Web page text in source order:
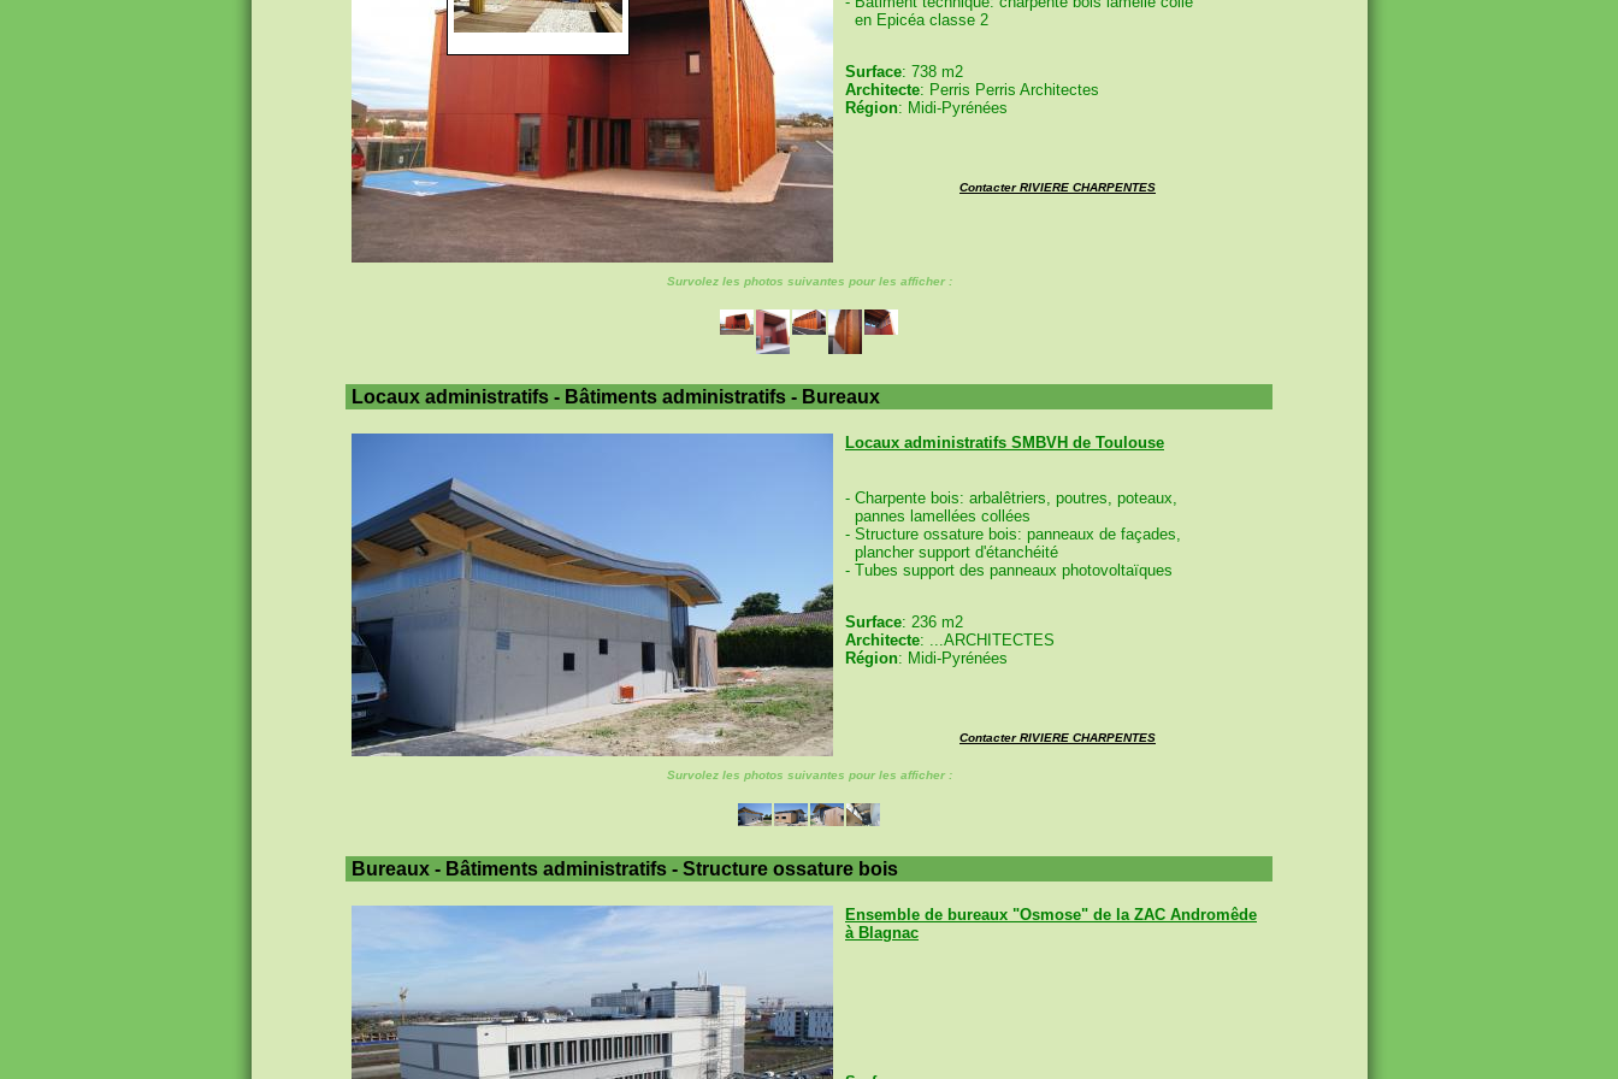
en Epicéa classe 2
Surface: 738 m2
Architecte: Perris Perris Architectes
Région: Midi-Pyrénées
Contacter RIVIERE CHARPENTES
Survolez les photos suivantes pour les afficher :
Locaux administratifs - Bâtiments administratifs - Bureaux
Locaux administratifs SMBVH de Toulouse
- Charpente bois: arbalêtriers, poutres, poteaux,
pannes lamellées collées
- Structure ossature bois: panneaux de façades,
plancher support d'étanchéité
- Tubes support des panneaux photovoltaïques
Surface: 236 m2
Architecte: ...ARCHITECTES
Région: Midi-Pyrénées
Contacter RIVIERE CHARPENTES
Survolez les photos suivantes pour les afficher :
Bureaux - Bâtiments administratifs - Structure ossature bois
Ensemble de bureaux "Osmose" de la ZAC Andromêde
à Blagnac